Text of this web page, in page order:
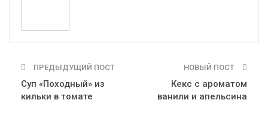
ПРЕДЫДУЩИЙ ПОСТ
Суп «Походный» из
кильки в томате
НОВЫЙ ПОСТ
Кекс с ароматом
ванили и апельсина